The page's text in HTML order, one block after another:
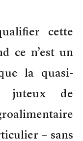
cette
ce n’est un
la quasi-
juteux de
– sans